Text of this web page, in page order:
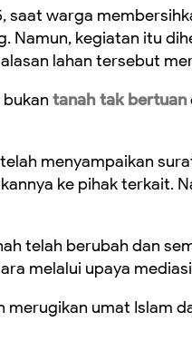
saat warga
Namun, kegiatan itu
lahan tersebut
tanah tak bertuan
menyampaikan
ke pihak terkait.
telah berubah dan
melalui upaya
merugikan umat Islam